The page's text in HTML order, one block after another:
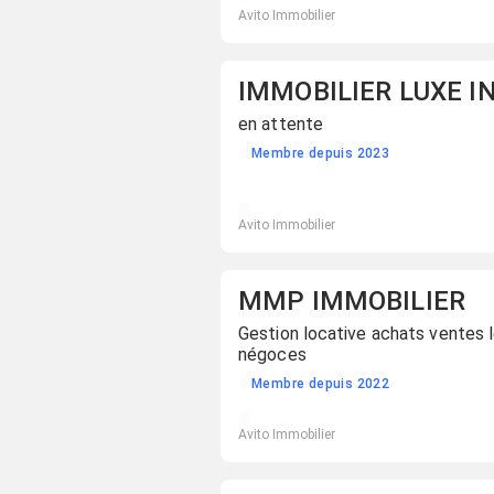
Avito Immobilier
en attente
Membre depuis 2023
Avito Immobilier
MMP IMMOBILIER
Gestion locative achats ventes
négoces
Membre depuis 2022
Avito Immobilier